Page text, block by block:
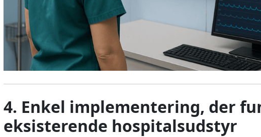
4. Enkel implementering, der
eksisterende hospitalsudstyr